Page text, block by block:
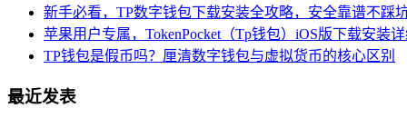
新手必看，TP数字钱包下载安装全攻略，安全靠谱不踩
苹果用户专属，TokenPocket（Tp钱包）iOS版下载安装
TP钱包是假币吗？厘清数字钱包与虚拟货币的核心区别
最近发表